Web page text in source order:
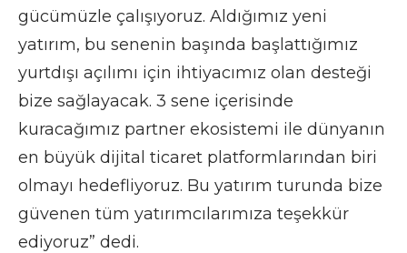
gücümüzle çalışıyoruz. Aldığımız yeni
yatırım, bu senenin başında başlattığımız
yurtdışı açılımı için ihtiyacımız olan desteği
bize sağlayacak. 3 sene içerisinde
kuracağımız partner ekosistemi ile dünyanın
en büyük dijital ticaret platformlarından biri
olmayı hedefliyoruz. Bu yatırım turunda bize
güvenen tüm yatırımcılarımıza teşekkür
ediyoruz” dedi.